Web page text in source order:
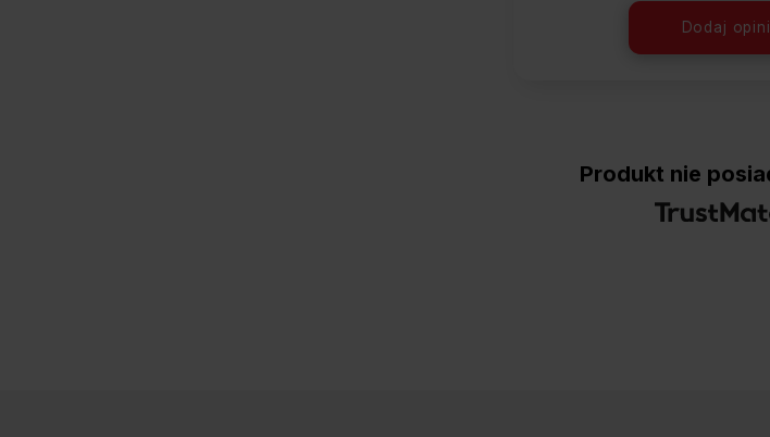
Dodaj
Produkt nie